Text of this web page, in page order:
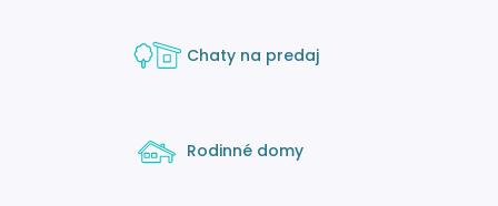
Chaty na predaj
Rodinné domy